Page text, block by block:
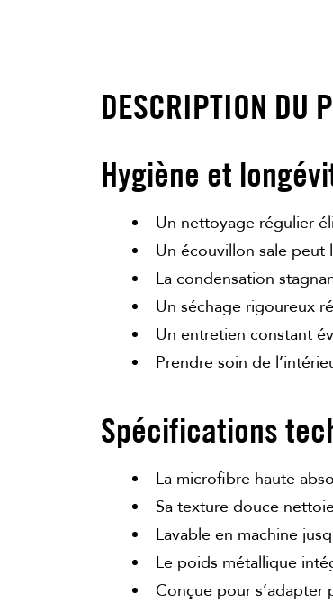
DESCRIPTION DU
Hygiène et
Un nettoyage régulier
Un écouvillon sale peut
La condensation
Un séchage rigoureux
Un entretien constant
Prendre soin de
Spécifications
La microfibre haute
Sa texture douce
Lavable en machine
Le poids métallique
Conçue pour s’adapter